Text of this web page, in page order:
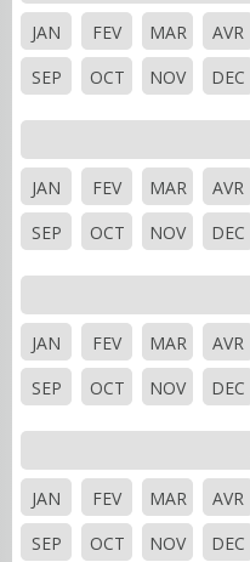
JAN FEV MAR AVR
SEP
OCT NOV DEC
JAN FEV MAR AVR
SEP
OCT NOV DEC
JAN FEV MAR AVR
SEP
OCT NOV DEC
JAN FEV MAR AVR
SEP
OCT NOV DEC